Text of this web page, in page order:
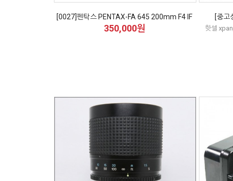
[0027]펜탁스 PENTAX-FA 645 200mm F4 IF
350,000원
[중고
핫셀